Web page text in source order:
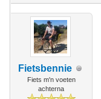
Fietsbennie
Fiets m'n voeten
achterna